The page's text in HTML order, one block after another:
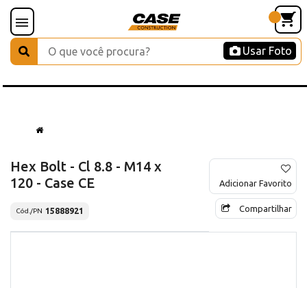
Usar Foto
Hex Bolt - Cl 8.8 - M14 x
120 - Case CE
Cód./PN 15888921
Adicionar Favorito
Compartilhar